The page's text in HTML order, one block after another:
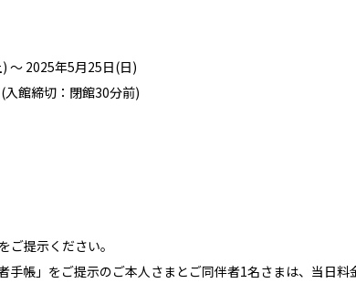
～ 2025年5月25日(日)
入館締切：閉館30分前)
提示ください。
帳」をご提示のご本人さまとご同伴者1名さまは、当日料